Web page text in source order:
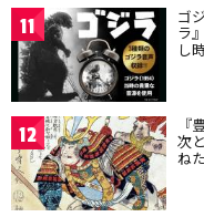
11 ゴ
ラ
し
12 『
次
ね